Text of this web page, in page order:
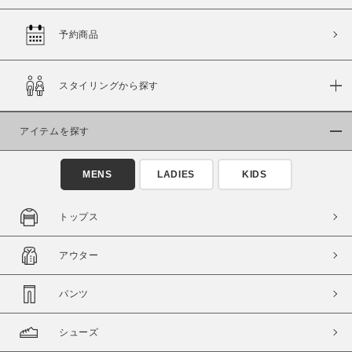
商品タイプ
通常商品
セール価格 WEB限定
在庫
在庫あり
予約商品
スタイリングから探す
アイテムを探す
MENS LADIES KIDS
トップス
アウター
パンツ
シューズ